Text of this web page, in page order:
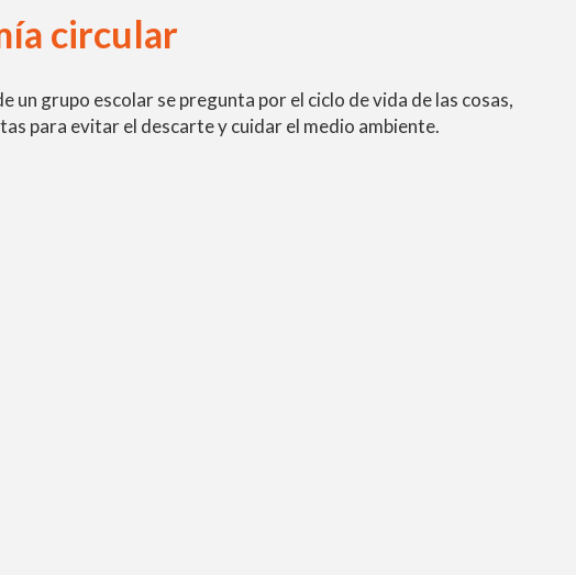
circular
un grupo escolar se pregunta por el ciclo de vida de las cosas,
para evitar el descarte y cuidar el medio ambiente.